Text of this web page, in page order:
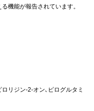
機能が報告されています。
リジン-2-オン､ピログルタミ